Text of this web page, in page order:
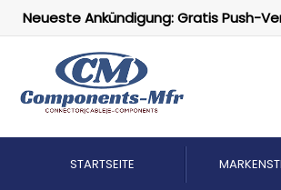
Neueste Ankündigung: Gratis Push-
STARTSEITE